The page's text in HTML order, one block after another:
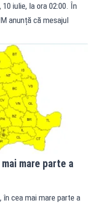
10 iulie, la ora 02:00. În
anunță că mesajul
mare parte a
în cea mai mare parte a